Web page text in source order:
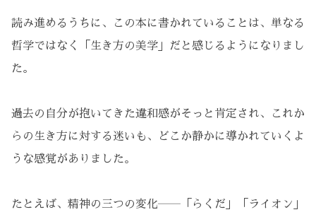
読み進めるうちに、この本に書かれていることは、単なる
哲学ではなく「生き方の美学」だと感じるようになりまし
た。
過去の自分が抱いてきた違和感がそっと肯定され、これか
らの生き方に対する迷いも、どこか静かに導かれていくよ
うな感覚がありました。
たとえば、精神の三つの変化――「らくだ」「ライオン」